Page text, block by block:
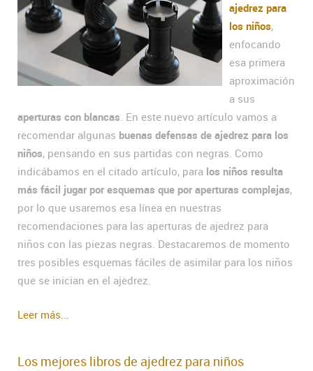
ajedrez para
los niños,
enfocando
esa primera
aproximación
a sus
aperturas con blancas. En este nuevo artículo vamos a
recomendar algunas buenas defensas de ajedrez para los
niños, pensando en sus partidas con negras. Como
indicábamos en el citado artículo, para los niños resulta
más fácil jugar por esquemas que por aperturas complejas,
por lo que usaremos esa línea en nuestras
recomendaciones para las aperturas de ajedrez para
niños con las piezas negras. Destacaremos de momento
tres posibles esquemas fáciles de asimilar para los niños
que se inician en el ajedrez.
Leer más...
Los mejores libros de ajedrez para niños